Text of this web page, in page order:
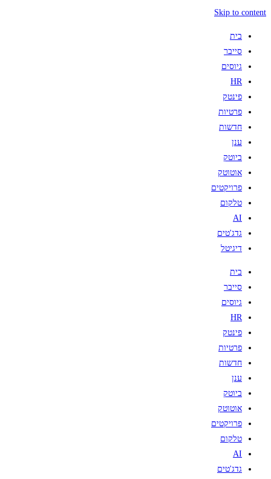
Skip to content
בית
סייבר
גיוסים
HR
פינטק
פרטיות
חדשות
ענן
ביוטק
אוטוטק
פרויקטים
טלקום
AI
גדג'טים
דיגיטל
בית
סייבר
גיוסים
HR
פינטק
פרטיות
חדשות
ענן
ביוטק
אוטוטק
פרויקטים
טלקום
AI
גדג'טים